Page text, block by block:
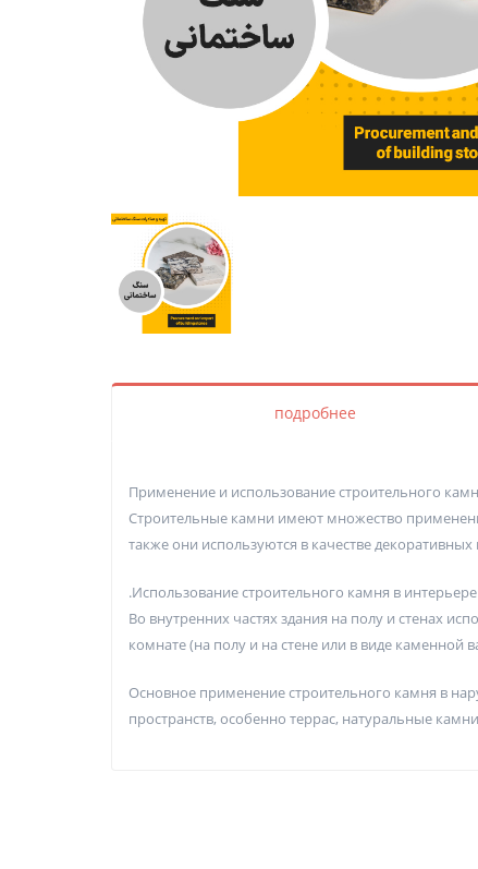
подробнее
Применение и использование строительного
Строительные камни имеют множество
также они используются в качестве
.Использование строительного камня в интерьере
Во внутренних частях здания на полу и стенах
комнате (на полу и на стене или в виде каменной
Основное применение строительного камня в
пространств, особенно террас, натуральные